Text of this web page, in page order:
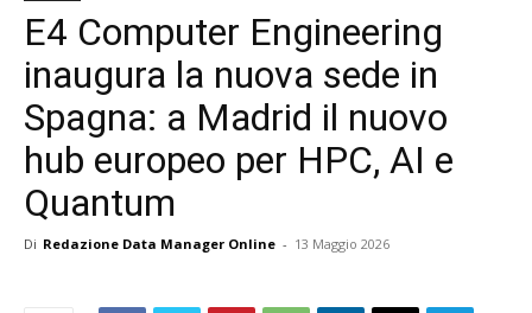
E4 Computer Engineering
inaugura la nuova sede in
Spagna: a Madrid il nuovo
hub europeo per HPC, AI e
Quantum
Di Redazione Data Manager Online - 13 Maggio 2026